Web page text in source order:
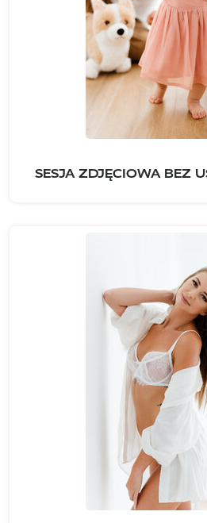
SESJA ZDJĘCIOWA BEZ